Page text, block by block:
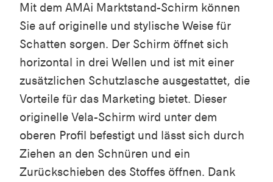
Mit dem AMAi Marktstand-Schirm können
Sie auf originelle und stylische Weise für
Schatten sorgen. Der Schirm öffnet sich
horizontal in drei Wellen und ist mit einer
zusätzlichen Schutzlasche ausgestattet, die
Vorteile für das Marketing bietet. Dieser
originelle Vela-Schirm wird unter dem
oberen Profil befestigt und lässt sich durch
Ziehen an den Schnüren und ein
Zurückschieben des Stoffes öffnen. Dank